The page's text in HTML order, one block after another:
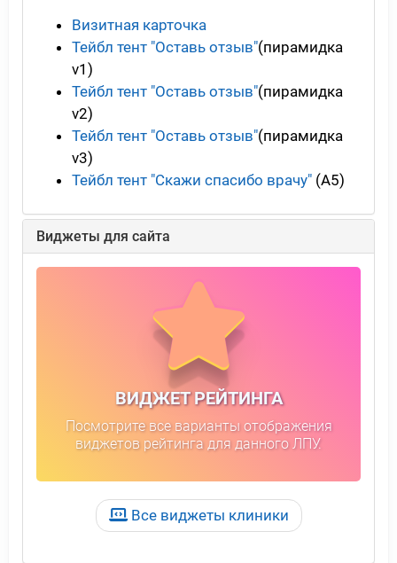
Визитная карточка
Тейбл тент "Оставь отзыв"(пирамидка
v1)
Тейбл тент "Оставь отзыв"(пирамидка
v2)
Тейбл тент "Оставь отзыв"(пирамидка
v3)
Тейбл тент "Скажи спасибо врачу" (А5)
Виджеты для сайта
ВИДЖЕТ РЕЙТИНГА
Посмотрите все варианты отображения
виджетов рейтинга для данного ЛПУ.
Все виджеты клиники